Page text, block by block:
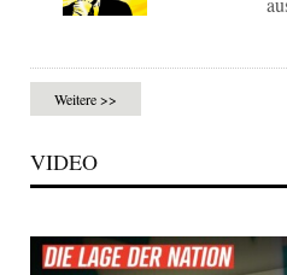
Weitere >>
VIDEO